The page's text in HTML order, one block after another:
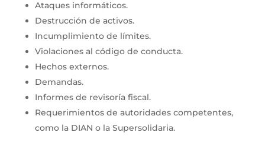
Ataques informáticos.
Destrucción de activos.
Incumplimiento de límites.
Violaciones al código de conducta.
Hechos externos.
Demandas.
Informes de revisoría fiscal.
Requerimientos de autoridades competentes,
como la DIAN o la Supersolidaria.